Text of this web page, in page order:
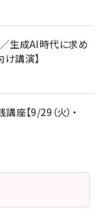
見る
ル 240W 結束バン
素材採用 iPhone
Pro MacBook
ナイトブラック)
生成AI時代に求め
講演】
【9/29（火）・